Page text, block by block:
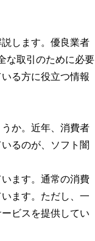
します。優良業者
な取引のために必要
る方に役立つ情報
か。近年、消費者
るのが、ソフト闇
ます。通常の消費
ます。ただし、一
ビスを提供してい